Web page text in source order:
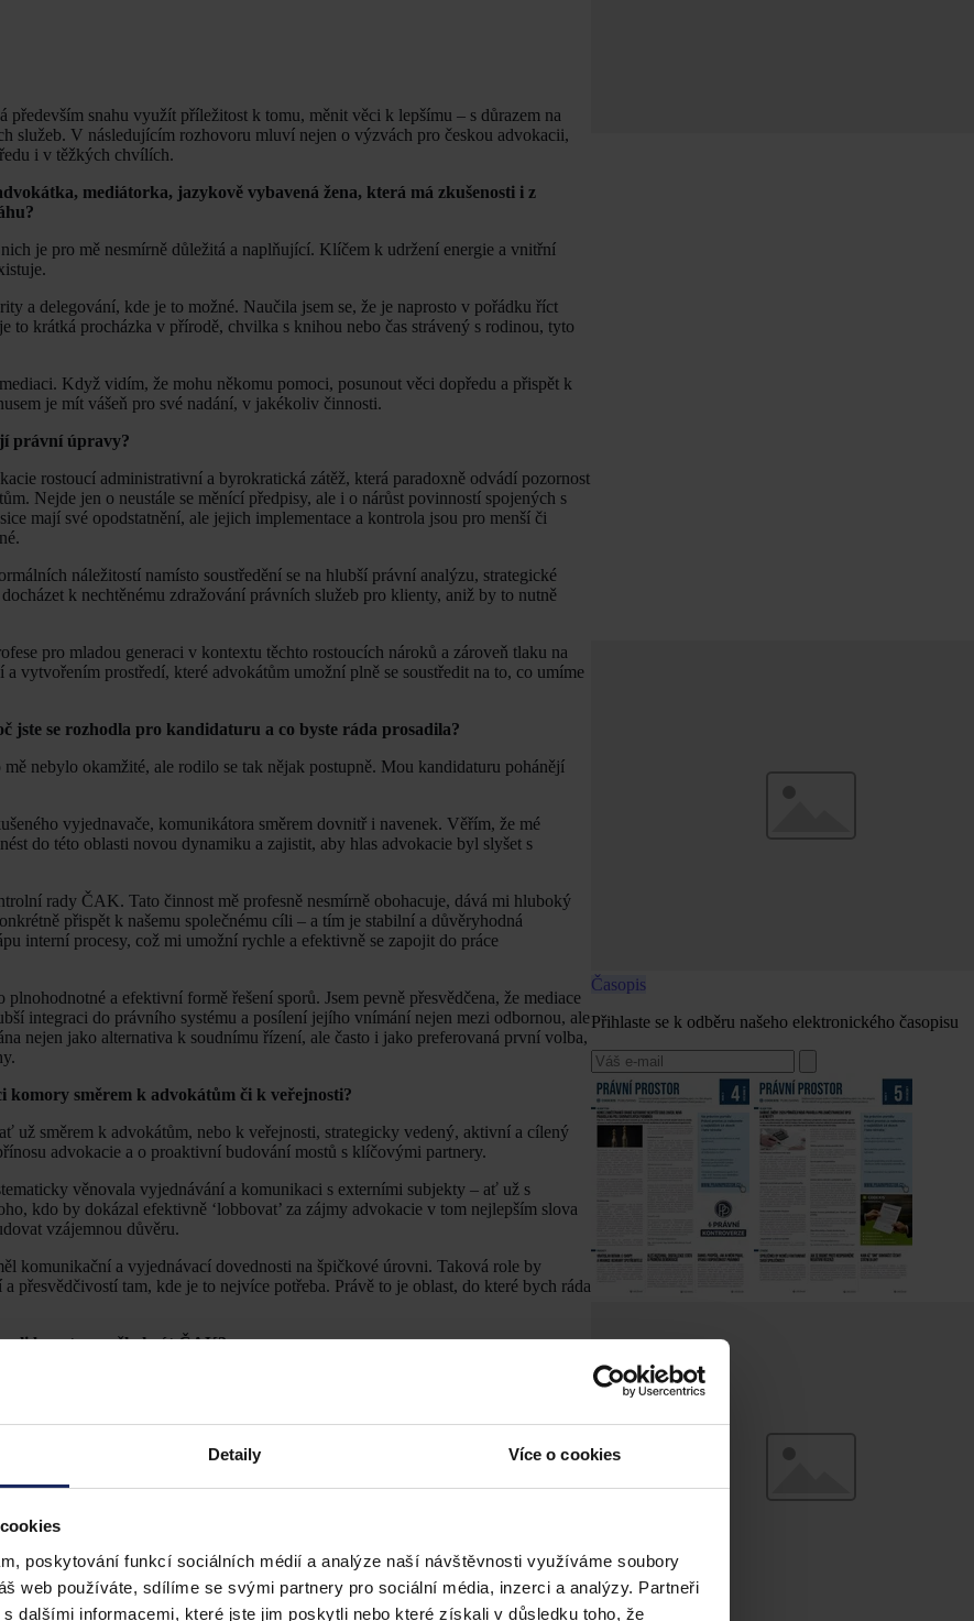
Detaily Více o cookies
poskytování funkcí sociálních médií a analýze naší návštěvnosti využíváme soubory
web používáte, sdílíme se svými partnery pro sociální média, inzerci a analýzy. Partneři
dalšími informacemi, které jste jim poskytli nebo které získali v důsledku toho, že
snahu využít příležitost k tomu, měnit věci k lepšímu – s důrazem na
služeb. V následujícím rozhovoru mluví nejen o výzvách pro českou advokacii,
i v těžkých chvílích.
mediátorka, jazykově vybavená žena, která má zkušenosti i z
je pro mě nesmírně důležitá a naplňující. Klíčem k udržení energie a vnitřní
a delegování, kde je to možné. Naučila jsem se, že je naprosto v pořádku říct
to krátká procházka v přírodě, chvilka s knihou nebo čas strávený s rodinou, tyto
Když vidím, že mohu někomu pomoci, posunout věci dopředu a přispět k
je mít vášeň pro své nadání, v jakékoliv činnosti.
právní úpravy?
rostoucí administrativní a byrokratická zátěž, která paradoxně odvádí pozornost
Nejde jen o neustále se měnící předpisy, ale i o nárůst povinností spojených s
mají své opodstatnění, ale jejich implementace a kontrola jsou pro menší či
náležitostí namísto soustředění se na hlubší právní analýzu, strategické
k nechtěnému zdražování právních služeb pro klienty, aniž by to nutně
pro mladou generaci v kontextu těchto rostoucích nároků a zároveň tlaku na
vytvořením prostředí, které advokátům umožní plně se soustředit na to, co umíme
jste se rozhodla pro kandidaturu a co byste ráda prosadila?
nebylo okamžité, ale rodilo se tak nějak postupně. Mou kandidaturu pohánějí
vyjednavače, komunikátora směrem dovnitř i navenek. Věřím, že mé
do této oblasti novou dynamiku a zajistit, aby hlas advokacie byl slyšet s
rady ČAK. Tato činnost mě profesně nesmírně obohacuje, dává mi hluboký
přispět k našemu společnému cíli – a tím je stabilní a důvěryhodná
interní procesy, což mi umožní rychle a efektivně se zapojit do práce
a efektivní formě řešení sporů. Jsem pevně přesvědčena, že mediace
integraci do právního systému a posílení jejího vnímání nejen mezi odbornou, ale
nejen jako alternativa k soudnímu řízení, ale často i jako preferovaná první volba,
komory směrem k advokátům či k veřejnosti?
směrem k advokátům, nebo k veřejnosti, strategicky vedený, aktivní a cílený
advokacie a o proaktivní budování mostů s klíčovými partnery.
věnovala vyjednávání a komunikaci s externími subjekty – ať už s
kdo by dokázal efektivně ‘lobbovat’ za zájmy advokacie v tom nejlepším slova
vzájemnou důvěru.
komunikační a vyjednávací dovednosti na špičkové úrovni. Taková role by
přesvědčivostí tam, kde je to nejvíce potřeba. Právě to je oblast, do které bych ráda
roli by v tom měla hrát ČAK?
s sebou nese i nemalé výzvy. Domnívám se, že směřujeme k ještě větší
nejen precizní právní poradenství, ale i efektivní komunikaci a řešení
hrát takédata-driven decision makinga schopnost pracovat s technologiemi, jako
pro komplexnější analytickou práci a strategické myšlení.
roli. Neměla by být jen regulátorem a strážcem etických principů, což je
na nové trendy a inovátorem v podpoře advokátů.
školení v oblasti nových technologií, managementu advokátních kanceláří
který bude hájit zájmy advokacie a právního státu při tvorbě nových zákonů,
Časopis
Přihlaste se k odběru našeho elektronického časopisu